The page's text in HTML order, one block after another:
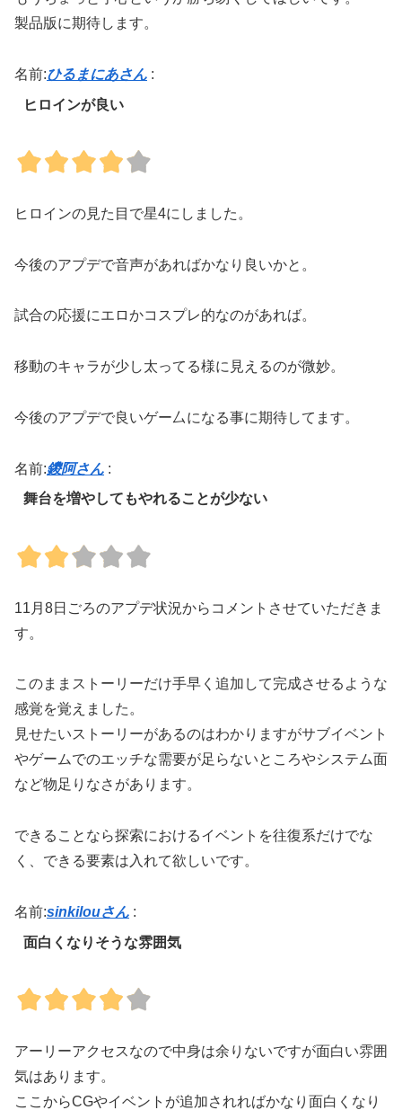
製品版に期待します。
名前:ひるまにあさん :
ヒロインが良い
ヒロインの見た目で星4にしました。
今後のアプデで音声があればかなり良いかと。
試合の応援にエロかコスプレ的なのがあれば。
移動のキャラが少し太ってる様に見えるのが微妙。
今後のアプデで良いゲー厶になる事に期待してます。
名前:鑁阿さん :
舞台を増やしてもやれることが少ない
11月8日ごろのアプデ状況からコメントさせていただきま
す。
このままストーリーだけ手早く追加して完成させるような
感覚を覚えました。
見せたいストーリーがあるのはわかりますがサブイベント
やゲームでのエッチな需要が足らないところやシステム面
など物足りなさがあります。
できることなら探索におけるイベントを往復系だけでな
く、できる要素は入れて欲しいです。
名前:sinkilouさん :
面白くなりそうな雰囲気
アーリーアクセスなので中身は余りないですが面白い雰囲
気はあります。
ここからCGやイベントが追加されればかなり面白くなり